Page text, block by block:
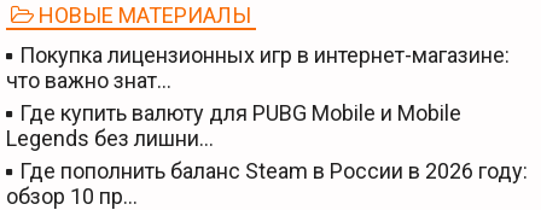
НОВЫЕ МАТЕРИАЛЫ
Покупка лицензионных игр в интернет-магазине:
что важно знат…
Где купить валюту для PUBG Mobile и Mobile
Legends без лишни…
Где пополнить баланс Steam в России в 2026 году:
обзор 10 пр…